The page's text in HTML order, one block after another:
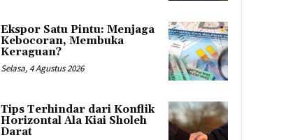
Ekspor Satu Pintu: Menjaga
Kebocoran, Membuka
Keraguan?
Selasa, 4 Agustus 2026
Tips Terhindar dari Konflik
Horizontal Ala Kiai Sholeh
Darat